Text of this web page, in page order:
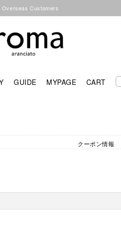
Overseas Customers
GUIDE MYPAGE CART
クーポン情報